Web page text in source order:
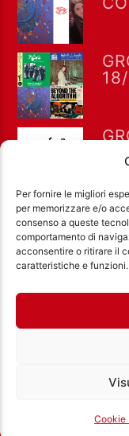
Per fornire le migliori
per memorizzare e/o
consenso a queste
comportamento di
acconsentire o ritirare il
caratteristiche e funzioni.
Cookie
Ass. Cult.
Città Aperta via di